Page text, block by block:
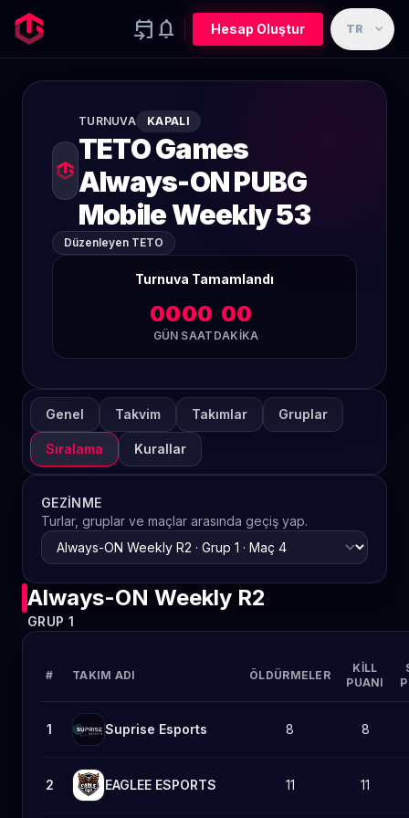
event_upcoming notifications Hesap Oluştur TR expand_more
TURNUVA KAPALI
TETO Games
Always-ON PUBG
Mobile Weekly 53
Düzenleyen TETO
Turnuva Tamamlandı
00
GÜN
00
SAAT
00
DAKIKA
Genel Takvim Takımlar Gruplar
Sıralama Kurallar
GEZINME
Turlar, gruplar ve maçlar arasında geçiş yap.
Always-ON Weekly R2
GRUP 1
# TAKIM ADI ÖLDÜRMELER
KILL
PUANI
1 Suprise Esports 8 8
2 EAGLEE ESPORTS 11 11